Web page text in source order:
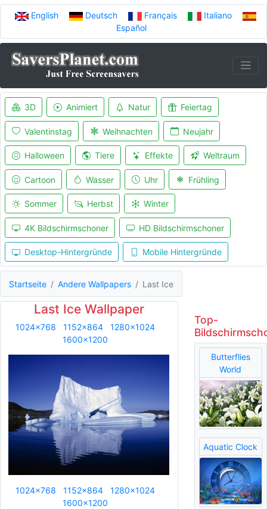
English Deutsch Français
Italiano
Español
3D Animiert Natur Feiertag
Valentinstag Weihnachten Neujahr
Halloween Tiere Effekte Weltraum
Cartoon Wasser Uhr Frühling
Sommer Herbst Winter
4K Bildschirmschoner HD Bildschirmschoner
Desktop-Hintergründe Mobile Hintergründe
Startseite Andere Wallpapers Last Ice
Last Ice Wallpaper
1024x768 1152x864
1280x1024
1600x1200
1024x768 1152x864
1280x1024
1600x1200
Top-
Butterflies
World
Aquatic Clock